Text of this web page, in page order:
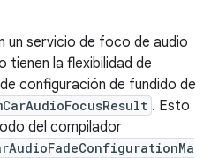
un servicio de foco de audio
tienen la flexibilidad de
configuración de fundido de
. Esto
del compilador